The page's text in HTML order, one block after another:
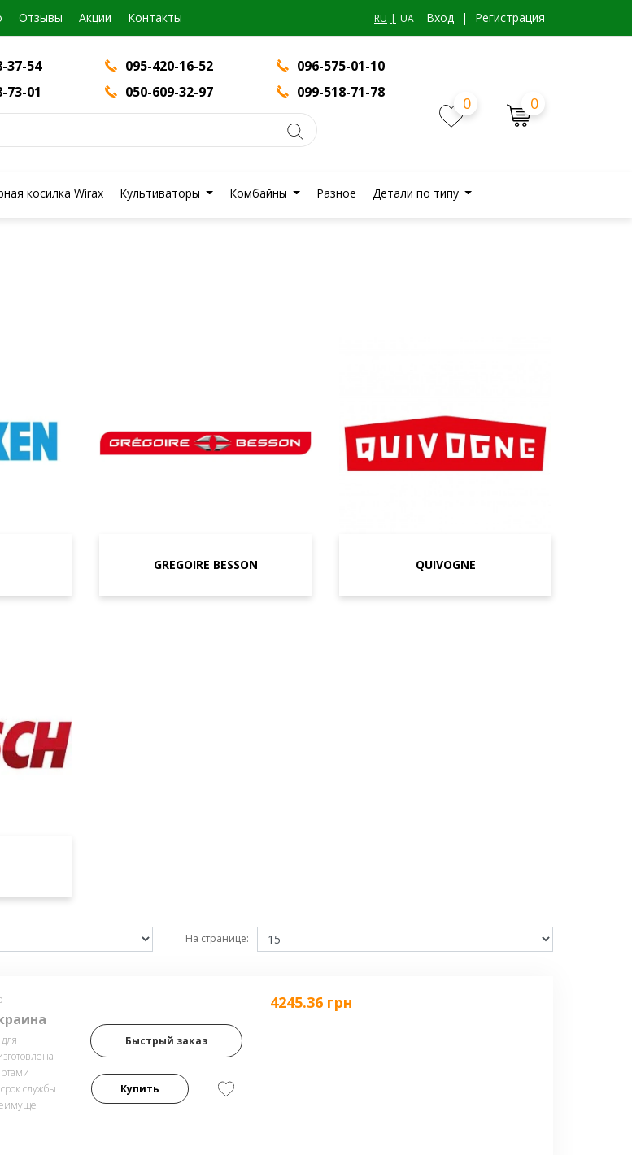
Отзывы Акции Контакты RU UA Вход | Регистрация
37-54 095-420-16-52
096-575-01-10
73-01
050-609-32-97 099-518-71-78
0 0
косилка Wirax Культиваторы Комбайны Разное Детали по типу
GREGOIRE BESSON QUIVOGNE
На странице:
службы
4245.36 грн
Быстрый заказ
Купить